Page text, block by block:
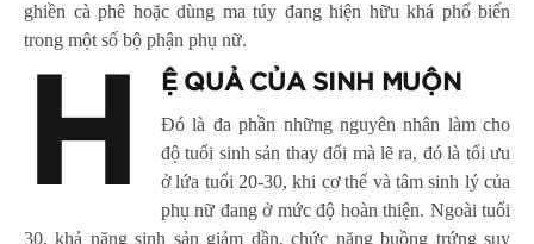
ghiền cà phê hoặc dùng ma túy đang hiện hữu khá phổ biến
trong một số bộ phận phụ nữ.
H Ệ QUẢ CỦA SINH MUỘN
Đó là đa phần những nguyên nhân làm cho
độ tuổi sinh sản thay đổi mà lẽ ra, đó là tối ưu
ở lứa tuổi 20-30, khi cơ thể và tâm sinh lý của
phụ nữ đang ở mức độ hoàn thiện. Ngoài tuổi
30, khả năng sinh sản giảm dần, chức năng buồng trứng suy